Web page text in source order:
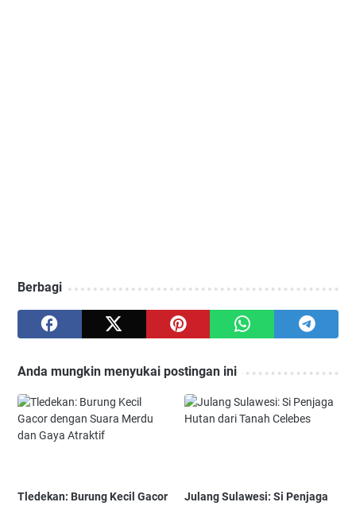
Berbagi
Anda mungkin menyukai postingan ini
Tledekan: Burung Kecil Gacor
Julang Sulawesi: Si Penjaga